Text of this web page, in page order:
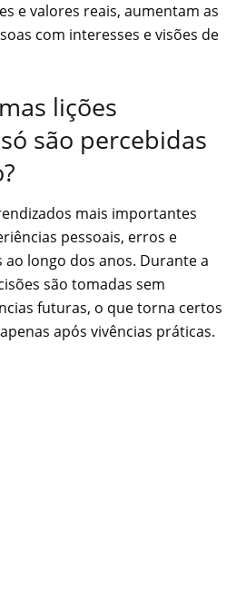
e valores reais, aumentam as
com interesses e visões de
lições
são percebidas
mais importantes
pessoais, erros e
ao longo dos anos. Durante a
são tomadas sem
futuras, o que torna certos
após vivências práticas.